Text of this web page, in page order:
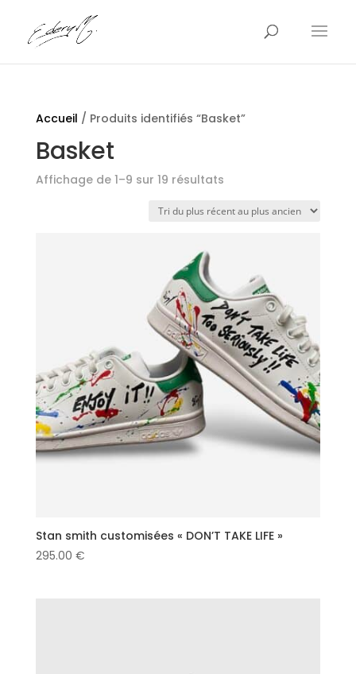
Accueil / Produits identifiés “Basket”
Basket
Affichage de 1–9 sur 19 résultatsTrié
plus
ancien
Stan smith customisées « DON’T TAKE LIFE »
295.00 €